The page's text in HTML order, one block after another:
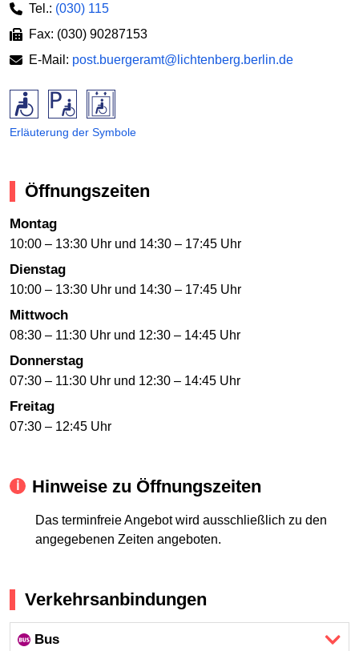
Tel.: (030) 115
Fax: (030) 90287153
E-Mail: post.buergeramt@lichtenberg.berlin.de
Erläuterung der Symbole
Öffnungszeiten
Montag
10:00 – 13:30 Uhr und 14:30 – 17:45 Uhr
Dienstag
10:00 – 13:30 Uhr und 14:30 – 17:45 Uhr
Mittwoch
08:30 – 11:30 Uhr und 12:30 – 14:45 Uhr
Donnerstag
07:30 – 11:30 Uhr und 12:30 – 14:45 Uhr
Freitag
07:30 – 12:45 Uhr
Hinweise zu Öffnungszeiten
Das terminfreie Angebot wird ausschließlich zu den
angegebenen Zeiten angeboten.
Verkehrsanbindungen
Bus